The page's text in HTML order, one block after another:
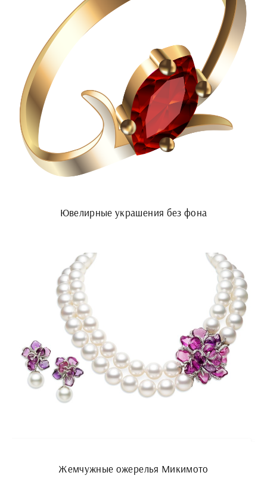
Ювелирные украшения без фона
Жемчужные ожерелья Микимото